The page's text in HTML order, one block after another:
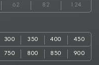
62 82 124
300 350 400 450
750 800 850 900